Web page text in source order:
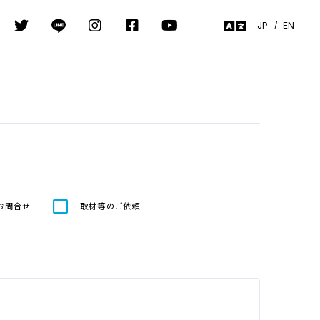
JP / EN
問合せ 取材等のご依頼